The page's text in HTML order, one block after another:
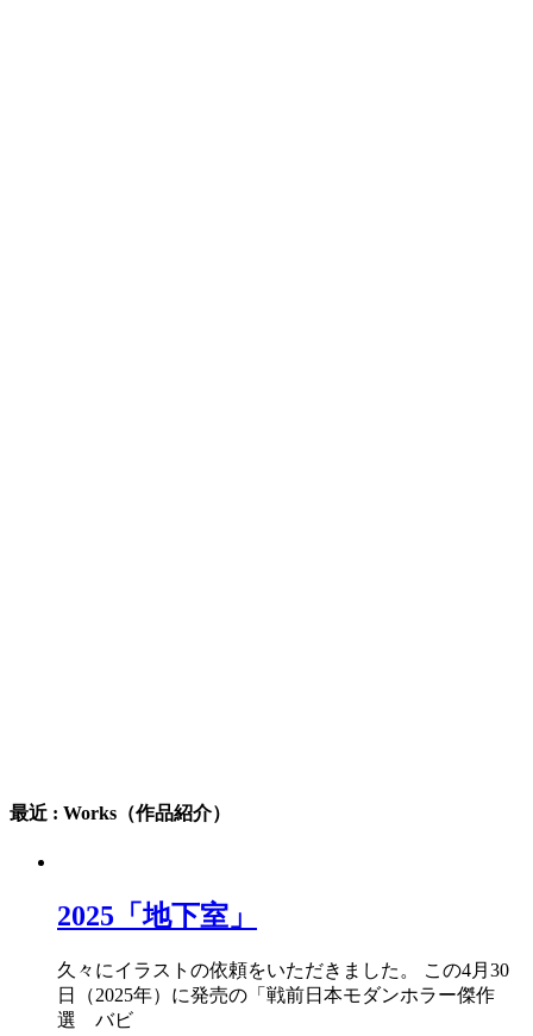
最近 : Works（作品紹介）
2025「地下室」
久々にイラストの依頼をいただきました。 この4月30
日（2025年）に発売の「戦前日本モダンホラー傑作
選 バビ